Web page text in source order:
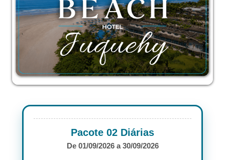
Pacote 02 Diárias
De 01/09/2026 a 30/09/2026